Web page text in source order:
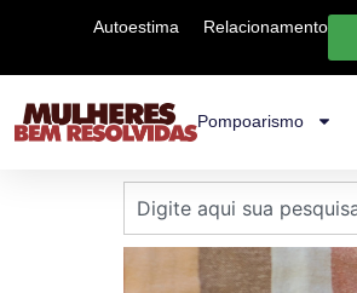
Autoestima Relacionamento
Pompoarismo